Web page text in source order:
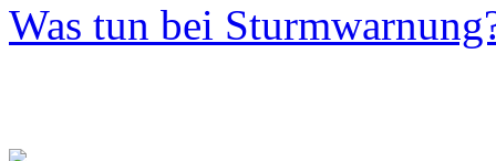
Was tun bei